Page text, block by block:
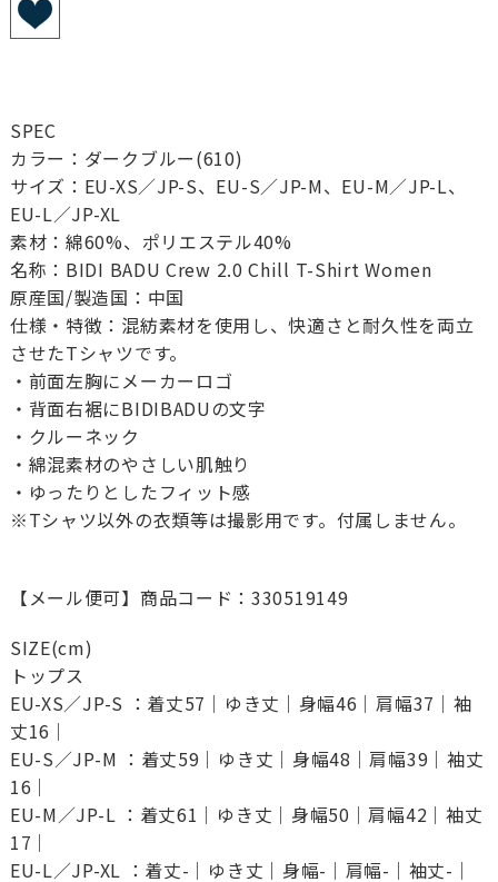
SPEC
カラー：ダークブルー(610)
サイズ：EU-XS／JP-S、EU-S／JP-M、EU-M／JP-L、
EU-L／JP-XL
素材：綿60%、ポリエステル40%
名称：BIDI BADU Crew 2.0 Chill T-Shirt Women
原産国/製造国：中国
仕様・特徴：混紡素材を使用し、快適さと耐久性を両立
させたTシャツです。
・前面左胸にメーカーロゴ
・背面右裾にBIDIBADUの文字
・クルーネック
・綿混素材のやさしい肌触り
・ゆったりとしたフィット感
※Tシャツ以外の衣類等は撮影用です。付属しません。
【メール便可】商品コード：330519149
SIZE(cm)
トップス
EU-XS／JP-S ：着丈57｜ゆき丈｜身幅46｜肩幅37｜袖
丈16｜
EU-S／JP-M ：着丈59｜ゆき丈｜身幅48｜肩幅39｜袖丈
16｜
EU-M／JP-L ：着丈61｜ゆき丈｜身幅50｜肩幅42｜袖丈
17｜
EU-L／JP-XL ：着丈-｜ゆき丈｜身幅-｜肩幅-｜袖丈-｜